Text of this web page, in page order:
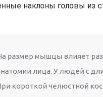
наклоны головы из
размер мышцы влияет
лица. У людей с
короткой челюстной